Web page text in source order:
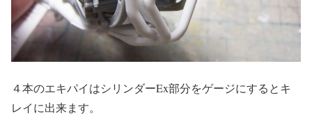
４本のエキパイはシリンダーEx部分をゲージにするとキ
レイに出来ます。